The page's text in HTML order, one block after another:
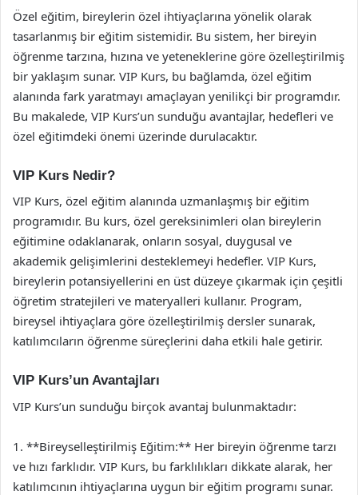
Özel eğitim, bireylerin özel ihtiyaçlarına yönelik olarak
tasarlanmış bir eğitim sistemidir. Bu sistem, her bireyin
öğrenme tarzına, hızına ve yeteneklerine göre özelleştirilmiş
bir yaklaşım sunar. VIP Kurs, bu bağlamda, özel eğitim
alanında fark yaratmayı amaçlayan yenilikçi bir programdır.
Bu makalede, VIP Kurs’un sunduğu avantajlar, hedefleri ve
özel eğitimdeki önemi üzerinde durulacaktır.
VIP Kurs Nedir?
VIP Kurs, özel eğitim alanında uzmanlaşmış bir eğitim
programıdır. Bu kurs, özel gereksinimleri olan bireylerin
eğitimine odaklanarak, onların sosyal, duygusal ve
akademik gelişimlerini desteklemeyi hedefler. VIP Kurs,
bireylerin potansiyellerini en üst düzeye çıkarmak için çeşitli
öğretim stratejileri ve materyalleri kullanır. Program,
bireysel ihtiyaçlara göre özelleştirilmiş dersler sunarak,
katılımcıların öğrenme süreçlerini daha etkili hale getirir.
VIP Kurs’un Avantajları
VIP Kurs’un sunduğu birçok avantaj bulunmaktadır:
1. **Bireyselleştirilmiş Eğitim:** Her bireyin öğrenme tarzı
ve hızı farklıdır. VIP Kurs, bu farklılıkları dikkate alarak, her
katılımcının ihtiyaçlarına uygun bir eğitim programı sunar.